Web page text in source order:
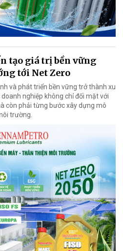
tạo giá trị bền vững
tới Net Zero
và phát triển bền vững trở thành xu
nghiệp không chỉ đối mặt với
còn phải từng bước xây dựng mô
trường.